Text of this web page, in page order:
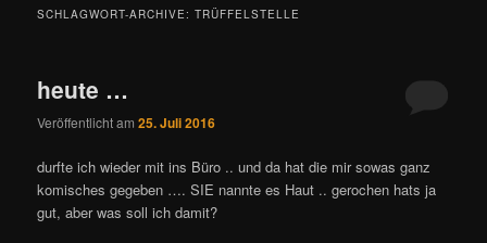
SCHLAGWORT-ARCHIVE:TRÜFFELSTELLE
heute …
Veröffentlicht am25. Juli 2016
durfte ich wieder mit ins Büro .. und da hat die mir sowas ganz
komisches gegeben …. SIE nannte es Haut .. gerochen hats ja
gut, aber was soll ich damit?